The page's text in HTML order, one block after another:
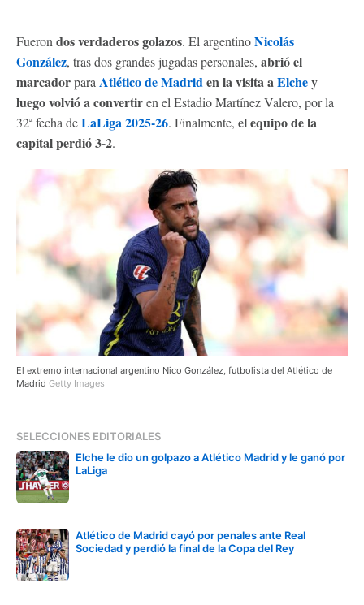
Fueron dos verdaderos golazos. El argentinoNicolás
González, tras dos grandes jugadas personales, abrió el
marcadorpara Atlético de Madriden la visita aElchey
luego volvió a convertiren el Estadio Martínez Valero, por la
32ª fecha deLaLiga 2025-26. Finalmente, el equipo de la
capital perdió 3-2.
El extremo internacional argentino Nico González, futbolista del Atlético de
Madrid Getty Images
SELECCIONES EDITORIALES
Elche le dio un golpazo a Atlético Madrid y le ganó por
LaLiga
Atlético de Madrid cayó por penales ante Real
Sociedad y perdió la final de la Copa del Rey